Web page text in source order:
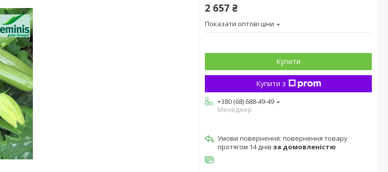
2 657 ₴
Показати оптові ціни
Купити
Купити з
+380 (68) 688-49-49
Менеджер
повернення товару
протягом 14 днів за домовленістю